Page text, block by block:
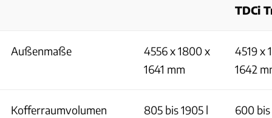
TDCi
Außenmaße
4556 x 1800 x
1641 mm
4519 x
1642
Kofferraumvolumen 805 bis 1905 l 600 bis